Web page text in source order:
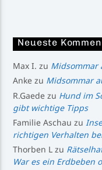
Neueste
Max I. zu Midsommar
Anke zu Midsommar
R.Gaede zu Hund im
gibt wichtige Tipps
Familie Aschau zu
richtigen Verhalten
Thorben L zu
War es ein Erdbeben